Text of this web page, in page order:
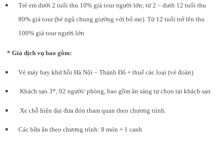
Trẻ em dưới 2 tuổi thu 10% giá tour người lớn; từ 2 – dưới 12 tuổi thu
80% giá tour (bé ngủ chung giường với bố mẹ). Từ 12 tuổi trở lên thu
100% giá tour người lớn
* Giá dịch vụ bao gồm:
Vé máy bay khứ hồi Hà Nội – Thành Đô + thuế các loại (vé đoàn)
Khách sạn 3*, 02 người/ phòng, bao gồm ăn sáng tự chọn tại khách sạn
Xe chỗ hiện đại đưa đón tham quan theo chương trình.
Các bữa ăn theo chương trình: 8 món + 1 canh